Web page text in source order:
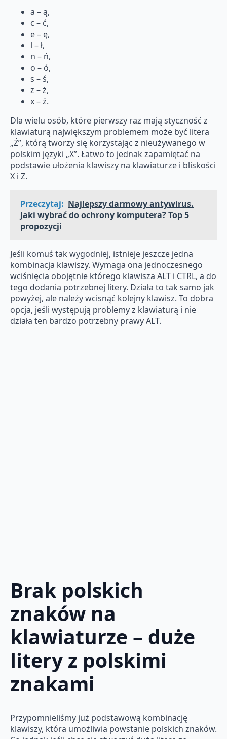
a – ą,
c – ć,
e – ę,
l – ł,
n – ń,
o – ó,
s – ś,
z – ż,
x – ź.
Dla wielu osób, które pierwszy raz mają styczność z
klawiaturą największym problemem może być litera
„Ź”, którą tworzy się korzystając z nieużywanego w
polskim języki „X”. Łatwo to jednak zapamiętać na
podstawie ułożenia klawiszy na klawiaturze i bliskości
X i Z.
Przeczytaj: Najlepszy darmowy antywirus.
Jaki wybrać do ochrony komputera? Top 5
propozycji
Jeśli komuś tak wygodniej, istnieje jeszcze jedna
kombinacja klawiszy. Wymaga ona jednoczesnego
wciśnięcia obojętnie którego klawisza ALT i CTRL, a do
tego dodania potrzebnej litery. Działa to tak samo jak
powyżej, ale należy wcisnąć kolejny klawisz. To dobra
opcja, jeśli występują problemy z klawiaturą i nie
działa ten bardzo potrzebny prawy ALT.
Brak polskich
znaków na
klawiaturze – duże
litery z polskimi
znakami
Przypomnieliśmy już podstawową kombinację
klawiszy, która umożliwia powstanie polskich znaków.